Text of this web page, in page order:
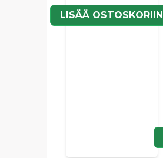
LISÄÄ OSTOSKORIIN